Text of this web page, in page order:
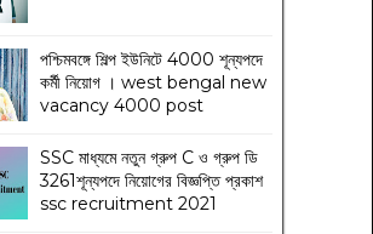
পশ্চিমবঙ্গে শিল্প ইউনিটে 4000 শূন্যপদে
কর্মী নিয়োগ । west bengal new
vacancy 4000 post
SSC মাধ্যমে নতুন গ্রুপ C ও গ্রুপ ডি
3261শূন্যপদে নিয়োগের বিজ্ঞপ্তি প্রকাশ
ssc recruitment 2021